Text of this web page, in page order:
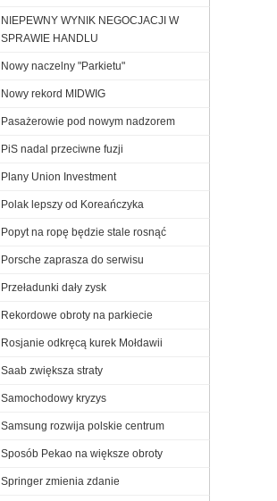
NIEPEWNY WYNIK NEGOCJACJI W
SPRAWIE HANDLU
Nowy naczelny "Parkietu"
Nowy rekord MIDWIG
Pasażerowie pod nowym nadzorem
PiS nadal przeciwne fuzji
Plany Union Investment
Polak lepszy od Koreańczyka
Popyt na ropę będzie stale rosnąć
Porsche zaprasza do serwisu
Przeładunki dały zysk
Rekordowe obroty na parkiecie
Rosjanie odkręcą kurek Mołdawii
Saab zwiększa straty
Samochodowy kryzys
Samsung rozwija polskie centrum
Sposób Pekao na większe obroty
Springer zmienia zdanie